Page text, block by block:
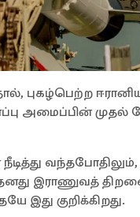
புகழ்பெற்ற
அமைப்பின் முதல்
இராணுவத்
குறிக்கிறது.